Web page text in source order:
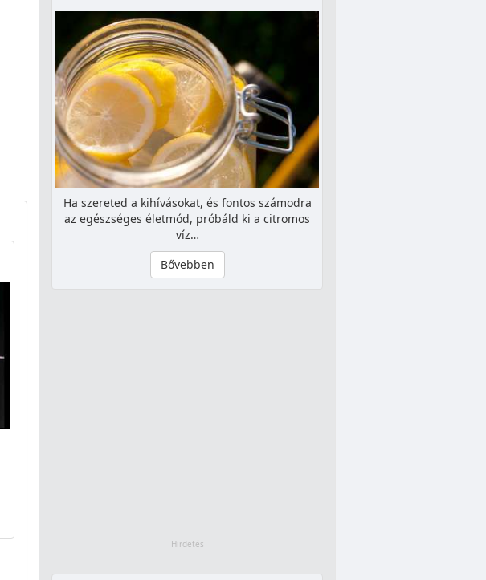
Ha szereted a kihívásokat, és fontos számodra
az egészséges életmód, próbáld ki a citromos
víz…
Bővebben